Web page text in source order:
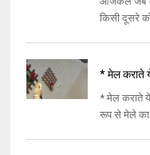
किसी दूसरे
* मेल कराते
* मेल
रूप से मेले